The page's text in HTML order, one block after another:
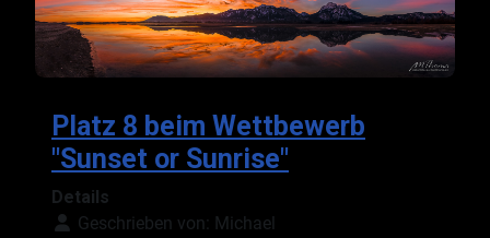
Platz 8 beim Wettbewerb
"Sunset or Sunrise"
Details
Geschrieben von:
Michael